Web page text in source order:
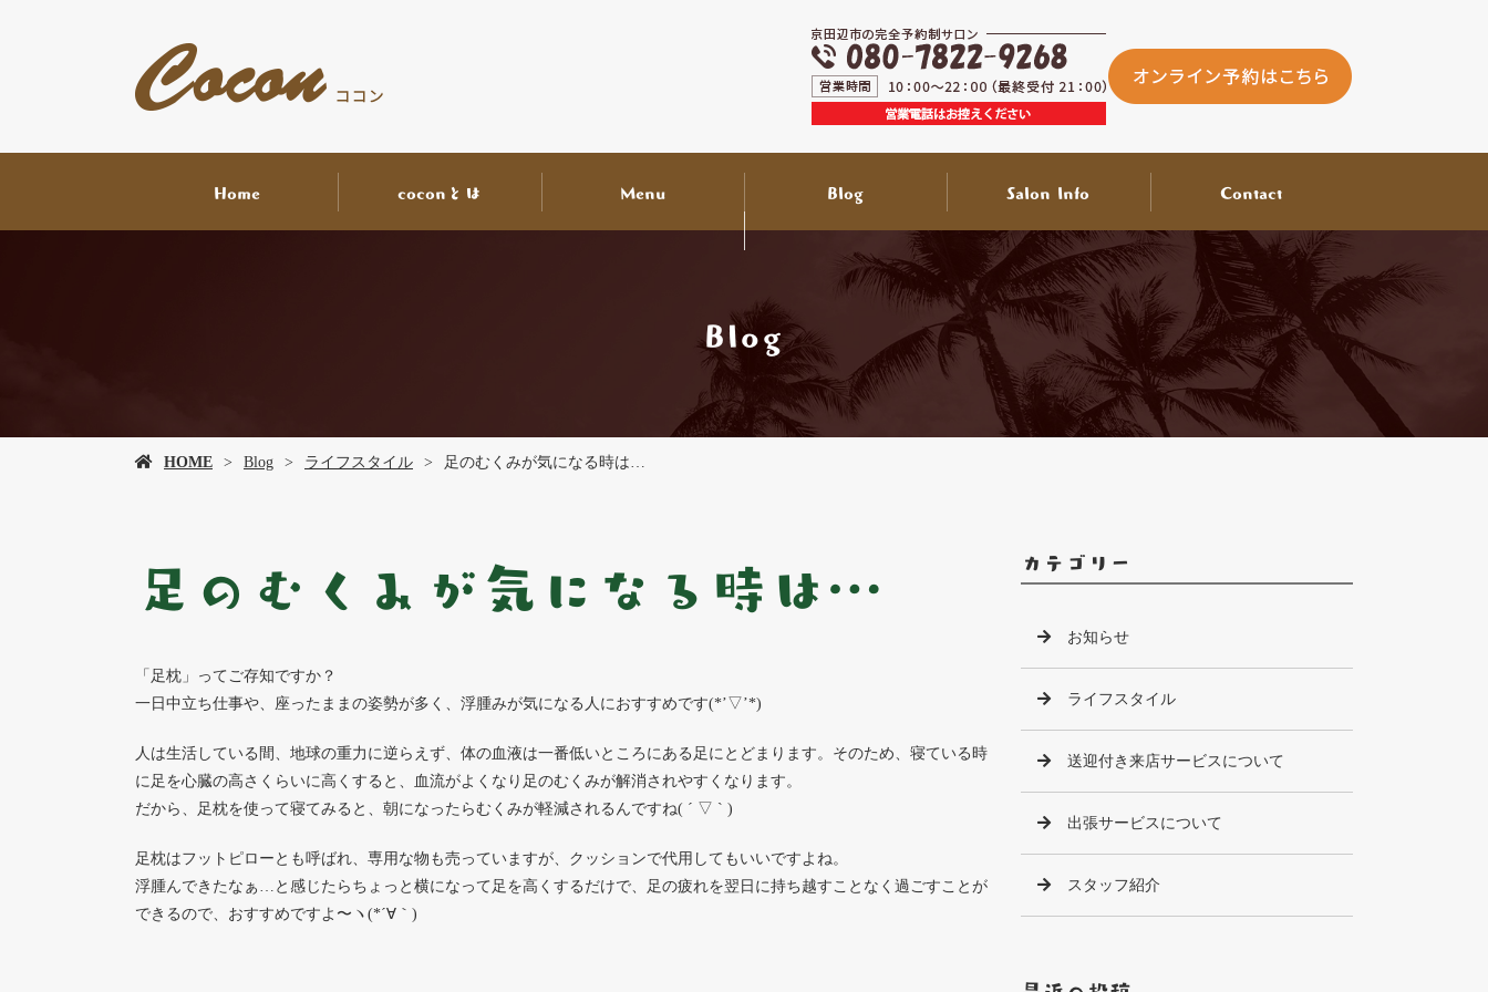
Home coconとは Menu Blog
送迎付き来店サービス
について
出張サービスについて
お知らせ
ライフスタイル
スタッフ紹介
Salon Info Contact
Blog
HOME Blog ライフスタイル 足のむくみが気になる時は…
足のむくみが気になる時は…
「足枕」ってご存知ですか？
一日中立ち仕事や、座ったままの姿勢が多く、浮腫みが気になる人におすすめです(*’▽’*)
人は生活している間、地球の重力に逆らえず、体の血液は一番低いところにある足にとどまります。そのため、寝ている時
に足を心臓の高さくらいに高くすると、血流がよくなり足のむくみが解消されやすくなります。
だから、足枕を使って寝てみると、朝になったらむくみが軽減されるんですね( ´ ▽ ` )
足枕はフットピローとも呼ばれ、専用な物も売っていますが、クッションで代用してもいいですよね。
浮腫んできたなぁ…と感じたらちょっと横になって足を高くするだけで、足の疲れを翌日に持ち越すことなく過ごすことが
できるので、おすすめですよ〜ヽ(*´∀｀)
カテゴリー
お知らせ
ライフスタイル
送迎付き来店サービスについて
出張サービスについて
スタッフ紹介